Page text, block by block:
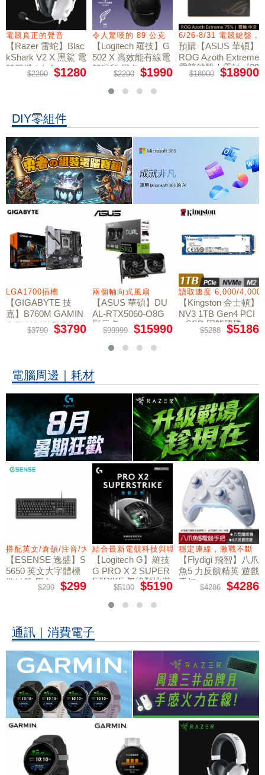
電競真正的聲音
【Razer 雷蛇】Blac
kShark V2 X 黑鯊 電
競耳機 / 白色
$2290 $1280
令人驚嘆的 89 公克
【Logitech 羅技】G
502 X 高效能有線電
競滑鼠 黑色
$2290 $1990
6/26-8/31 電競鍵盤，
預購【ASUS 華碩】
ROG Azoth Extreme
電競鍵盤｜雪軸《20
周年限量版》
$18900 $18900
DIY零組件
LGA1700插槽
【GIGABYTE 技
嘉】B760M GAMIN
G PLUS WIFI DDR4
主機板$3790 $3790
兩個軸向式風扇
【ASUS 華碩】DU
AL-RTX5060-O8G
顯示卡
$99999 $15990
讀取速度 6,000/
【Kingston 金士頓】
NV3 1TB Gen4 PCI
e SSD 固態硬碟
$5288 $5186
電腦周邊｜耗材
切換扳機
搭配英文/倉頡/注音/大易
【ESENSE 逸盛】S
5650 英文大字體標
準鍵盤 黑色
$299 $299
結合最新電競科技與職業選手共同開發
【Logitech G】羅技
G PRO X 2 SUPER
STRIKE 無線類比遊
戲滑鼠$5190 $5190
穩定連線，激戰不斷
【Flydigi 飛智】八爪
魚5 力反饋精英 遊戲
手把
$4286 $4286
通訊｜消費電子